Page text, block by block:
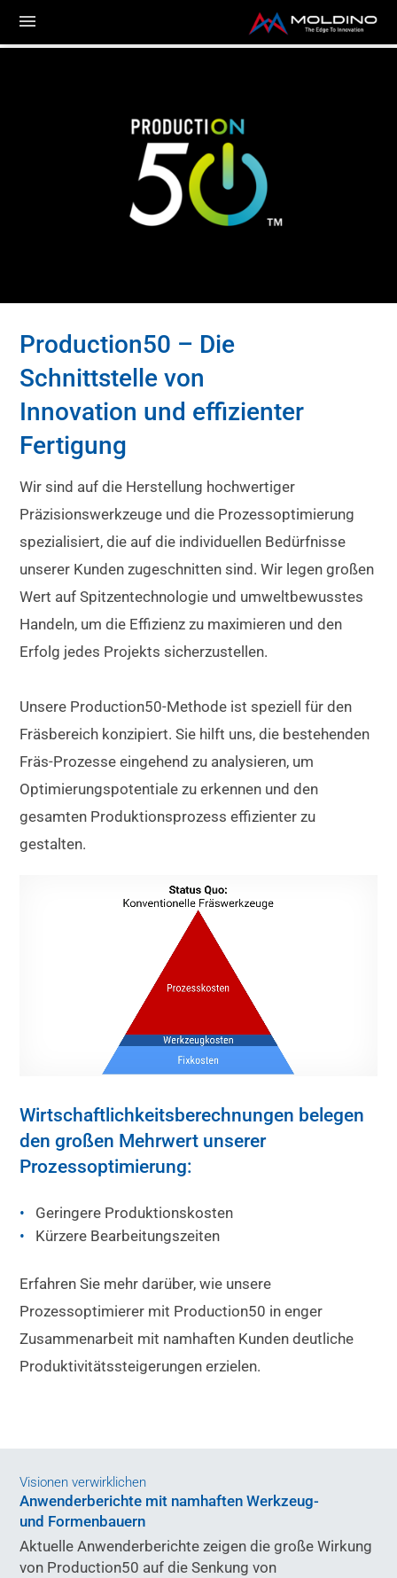
Production50 – Die
Schnittstelle von
Innovation und effizienter
Fertigung
Wir sind auf die Herstellung hochwertiger
Präzisionswerkzeuge und die Prozessoptimierung
spezialisiert, die auf die individuellen Bedürfnisse
unserer Kunden zugeschnitten sind. Wir legen großen
Wert auf Spitzentechnologie und umweltbewusstes
Handeln, um die Effizienz zu maximieren und den
Erfolg jedes Projekts sicherzustellen.
Unsere Production50-Methode ist speziell für den
Fräsbereich konzipiert. Sie hilft uns, die bestehenden
Fräs-Prozesse eingehend zu analysieren, um
Optimierungspotentiale zu erkennen und den
gesamten Produktionsprozess effizienter zu
gestalten.
Wirtschaftlichkeitsberechnungen belegen
den großen Mehrwert unserer
Prozessoptimierung:
Geringere Produktionskosten
Kürzere Bearbeitungszeiten
Erfahren Sie mehr darüber, wie unsere
Prozessoptimierer mit Production50 in enger
Zusammenarbeit mit namhaften Kunden deutliche
Produktivitätssteigerungen erzielen.
Visionen verwirklichen
Anwenderberichte mit namhaften Werkzeug-
und Formenbauern
Aktuelle Anwenderberichte zeigen die große Wirkung
von Production50 auf die Senkung von